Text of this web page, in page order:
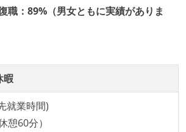
のための取り組み
ダクトコードに単体テストを記述、実
職：89%（男女ともに実績がありま
暇
就業時間)
憩60分）